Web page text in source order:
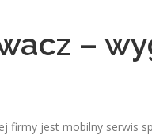
–
firmy jest mobilny serwis